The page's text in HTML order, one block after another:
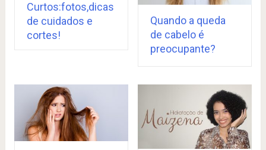
Curtos:fotos,dicas
de cuidados e
cortes!
Quando a queda
de cabelo é
preocupante?